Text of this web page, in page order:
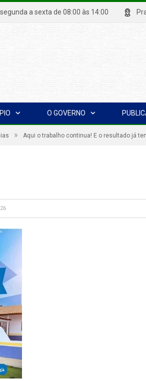
segunda a sexta de 08:00 às 14:00
O GOVERNO
» Aqui o trabalho continua! E o resultado já